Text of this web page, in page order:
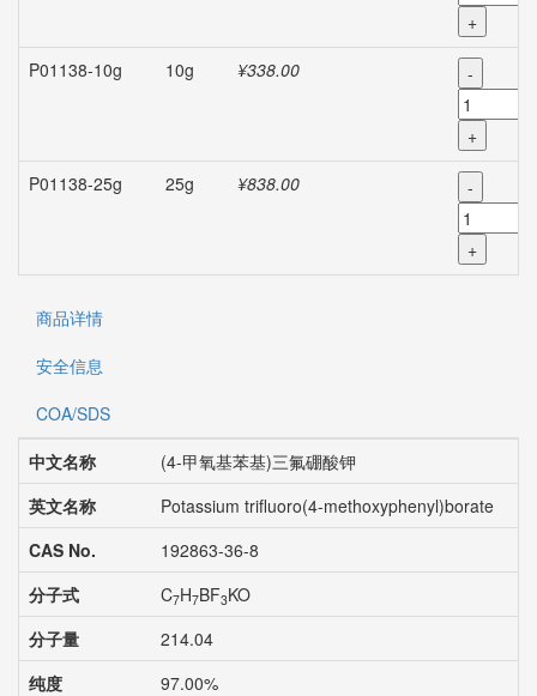
+
P01138-10g
10g ¥338.00 -
+
P01138-25g
25g ¥838.00 -
+
商品详情
安全信息
COA/SDS
中文名称
(4-甲氧基苯基)三氟硼酸钾
英文名称
Potassium trifluoro(4-methoxyphenyl)borate
CAS No.
192863-36-8
分子式
C7H7BF3KO
分子量
214.04
纯度
97.00%